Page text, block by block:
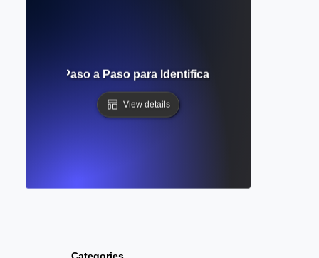
Enfoque Paso a Paso para Identificar Patrones en los
View details